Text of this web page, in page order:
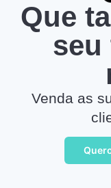
Que
seu
Venda as